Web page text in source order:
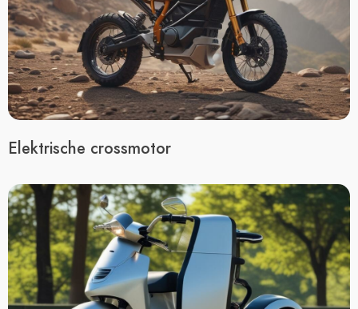
Elektrische crossmotor